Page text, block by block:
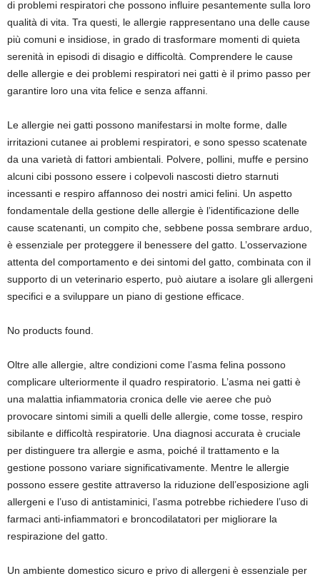
di problemi respiratori che possono influire pesantemente sulla loro
qualità di vita. Tra questi, le allergie rappresentano una delle cause
più comuni e insidiose, in grado di trasformare momenti di quieta
serenità in episodi di disagio e difficoltà. Comprendere le cause
delle allergie e dei problemi respiratori nei gatti è il primo passo per
garantire loro una vita felice e senza affanni.
Le allergie nei gatti possono manifestarsi in molte forme, dalle
irritazioni cutanee ai problemi respiratori, e sono spesso scatenate
da una varietà di fattori ambientali. Polvere, pollini, muffe e persino
alcuni cibi possono essere i colpevoli nascosti dietro starnuti
incessanti e respiro affannoso dei nostri amici felini. Un aspetto
fondamentale della gestione delle allergie è l’identificazione delle
cause scatenanti, un compito che, sebbene possa sembrare arduo,
è essenziale per proteggere il benessere del gatto. L’osservazione
attenta del comportamento e dei sintomi del gatto, combinata con il
supporto di un veterinario esperto, può aiutare a isolare gli allergeni
specifici e a sviluppare un piano di gestione efficace.
No products found.
Oltre alle allergie, altre condizioni come l’asma felina possono
complicare ulteriormente il quadro respiratorio. L’asma nei gatti è
una malattia infiammatoria cronica delle vie aeree che può
provocare sintomi simili a quelli delle allergie, come tosse, respiro
sibilante e difficoltà respiratorie. Una diagnosi accurata è cruciale
per distinguere tra allergie e asma, poiché il trattamento e la
gestione possono variare significativamente. Mentre le allergie
possono essere gestite attraverso la riduzione dell’esposizione agli
allergeni e l’uso di antistaminici, l’asma potrebbe richiedere l’uso di
farmaci anti-infiammatori e broncodilatatori per migliorare la
respirazione del gatto.
Un ambiente domestico sicuro e privo di allergeni è essenziale per